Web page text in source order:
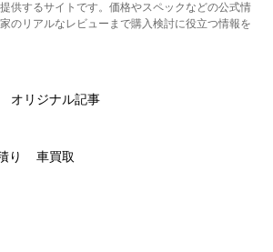
供するサイトです。価格やスペックなどの公式情
のリアルなレビューまで購入検討に役立つ情報を
オリジナル記事
り 車買取